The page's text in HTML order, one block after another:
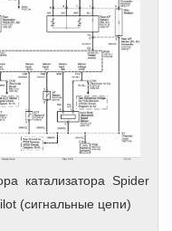
катализатора Spider
(сигнальные цепи)